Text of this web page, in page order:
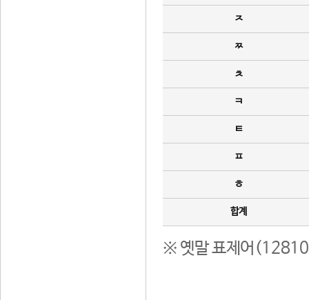
ㅈ
ㅉ
ㅊ
ㅋ
ㅌ
ㅍ
ㅎ
합계
※ 옛말 표제어(12810